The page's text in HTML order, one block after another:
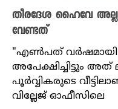
തീരദേശ ഹൈവേ
വേണ്ടത്
"എൺപത് വർഷമായി
അപേക്ഷിച്ചിട്ടും അത്
പൂർവ്വികരുടെ
വില്ലേജ് ഓഫീസിലെ